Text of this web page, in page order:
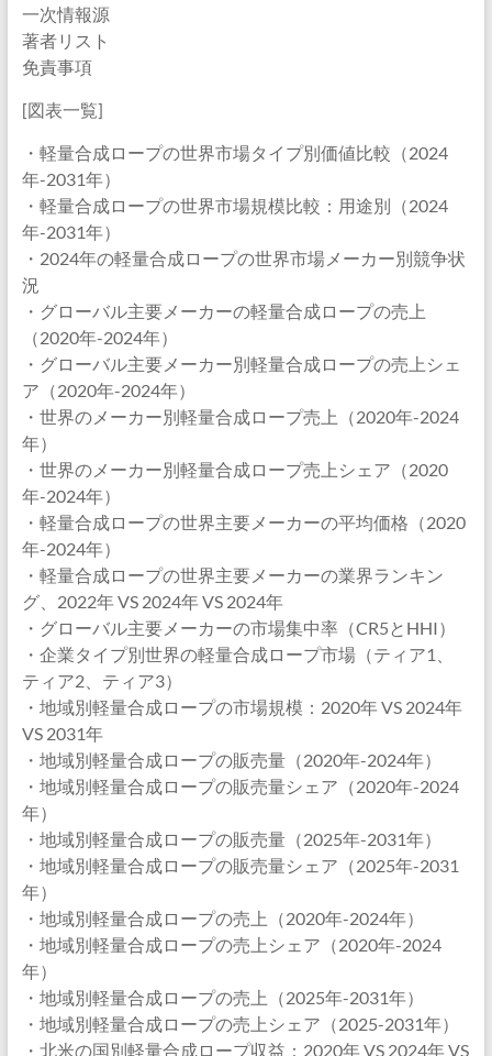
一次情報源
著者リスト
免責事項
[図表一覧]
・軽量合成ロープの世界市場タイプ別価値比較（2024
年-2031年）
・軽量合成ロープの世界市場規模比較：用途別（2024
年-2031年）
・2024年の軽量合成ロープの世界市場メーカー別競争状
況
・グローバル主要メーカーの軽量合成ロープの売上
（2020年-2024年）
・グローバル主要メーカー別軽量合成ロープの売上シェ
ア（2020年-2024年）
・世界のメーカー別軽量合成ロープ売上（2020年-2024
年）
・世界のメーカー別軽量合成ロープ売上シェア（2020
年-2024年）
・軽量合成ロープの世界主要メーカーの平均価格（2020
年-2024年）
・軽量合成ロープの世界主要メーカーの業界ランキン
グ、2022年 VS 2024年 VS 2024年
・グローバル主要メーカーの市場集中率（CR5とHHI）
・企業タイプ別世界の軽量合成ロープ市場（ティア1、
ティア2、ティア3）
・地域別軽量合成ロープの市場規模：2020年 VS 2024年
VS 2031年
・地域別軽量合成ロープの販売量（2020年-2024年）
・地域別軽量合成ロープの販売量シェア（2020年-2024
年）
・地域別軽量合成ロープの販売量（2025年-2031年）
・地域別軽量合成ロープの販売量シェア（2025年-2031
年）
・地域別軽量合成ロープの売上（2020年-2024年）
・地域別軽量合成ロープの売上シェア（2020年-2024
年）
・地域別軽量合成ロープの売上（2025年-2031年）
・地域別軽量合成ロープの売上シェア（2025-2031年）
・北米の国別軽量合成ロープ収益：2020年 VS 2024年 VS